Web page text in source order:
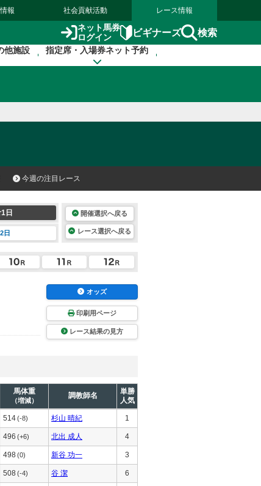
報 社会貢献活動 レース情報
ネット馬券
ログイン
ビギナーズ 検索
他施設 指定席・入場券ネット予約
今週の注目レース
日
日
開催選択へ戻る
レース選択へ戻る
オッズ
印刷用ページ
レース結果の見方
馬体重
（増減）
調教師名
単勝
人気
514(-8) 杉山 晴紀 1
496 (+6) 北出 成人 4
498(0) 新谷 功一 3
508 (-4) 谷 潔 6